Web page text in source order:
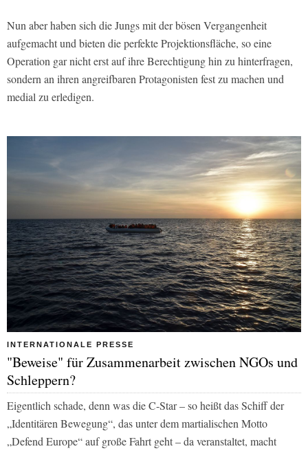
Nun aber haben sich die Jungs mit der bösen Vergangenheit
aufgemacht und bieten die perfekte Projektionsfläche, so eine
Operation gar nicht erst auf ihre Berechtigung hin zu hinterfragen,
sondern an ihren angreifbaren Protagonisten fest zu machen und
medial zu erledigen.
INTERNATIONALE PRESSE
"Beweise" für Zusammenarbeit zwischen NGOs und
Schleppern?
Eigentlich schade, denn was die C-Star – so heißt das Schiff der
„Identitären Bewegung“, das unter dem martialischen Motto
„Defend Europe“ auf große Fahrt geht – da veranstaltet, macht